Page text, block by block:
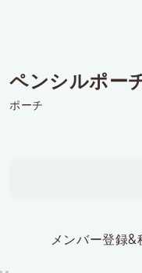
ペンシルポー
ポーチ
メンバー登録